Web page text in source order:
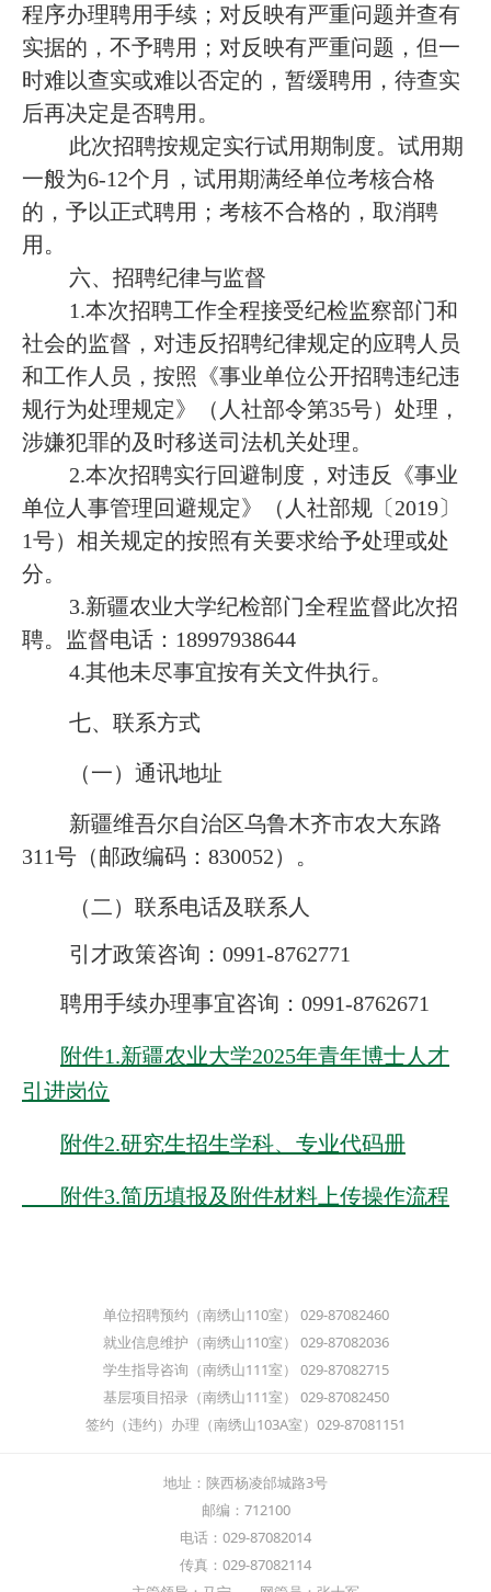
程序办理聘用手续；对反映有严重问题并查有
实据的，不予聘用；对反映有严重问题，但一
时难以查实或难以否定的，暂缓聘用，待查实
后再决定是否聘用。
此次招聘按规定实行试用期制度。试用期
一般为6-12个月，试用期满经单位考核合格
的，予以正式聘用；考核不合格的，取消聘
用。
六、招聘纪律与监督
1.本次招聘工作全程接受纪检监察部门和
社会的监督，对违反招聘纪律规定的应聘人员
和工作人员，按照《事业单位公开招聘违纪违
规行为处理规定》（人社部令第35号）处理，
涉嫌犯罪的及时移送司法机关处理。
2.本次招聘实行回避制度，对违反《事业
单位人事管理回避规定》（人社部规〔2019〕
1号）相关规定的按照有关要求给予处理或处
分。
3.新疆农业大学纪检部门全程监督此次招
聘。监督电话：18997938644
4.其他未尽事宜按有关文件执行。
七、联系方式
（一）通讯地址
新疆维吾尔自治区乌鲁木齐市农大东路
311号（邮政编码：830052）。
（二）联系电话及联系人
引才政策咨询： 0991-8762771
聘用手续办理事宜咨询：0991-8762671
附件1.新疆农业大学2025年青年博士人才
引进岗位
附件2.研究生招生学科、专业代码册
附件3.简历填报及附件材料上传操作流程
单位招聘预约（南绣山110室） 029-87082460
就业信息维护（南绣山110室） 029-87082036
学生指导咨询（南绣山111室） 029-87082715
基层项目招录（南绣山111室） 029-87082450
签约（违约）办理（南绣山103A室）029-87081151
地址：陕西杨凌邰城路3号
邮编：712100
电话：029-87082014
传真：029-87082114